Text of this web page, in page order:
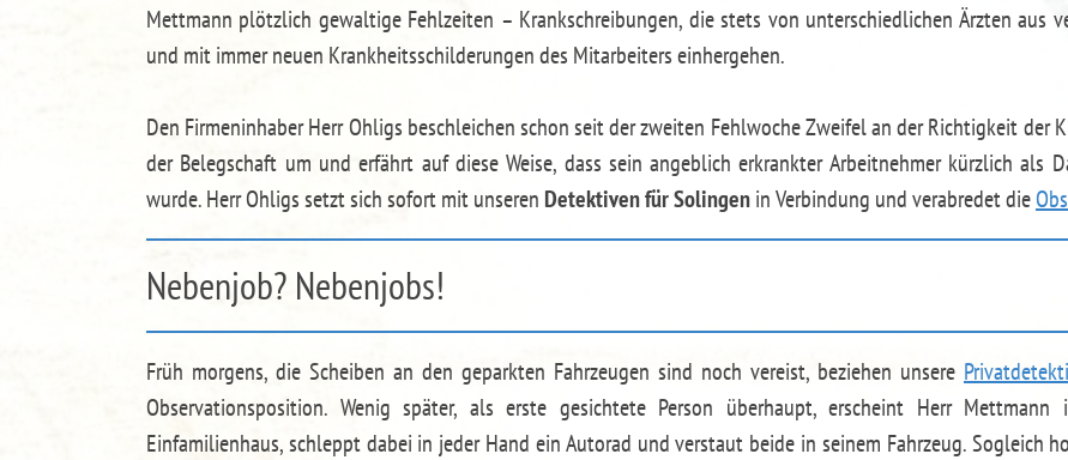
Mettmann plötzlich gewaltige Fehlzeiten – Krankschreibungen, die stets von unterschiedlichen Ärzten aus
und mit immer neuen Krankheitsschilderungen des Mitarbeiters einhergehen.
Den Firmeninhaber Herr Ohligs beschleichen schon seit der zweiten Fehlwoche Zweifel an der Richtigkeit der
der Belegschaft um und erfährt auf diese Weise, dass sein angeblich erkrankter Arbeitnehmer kürzlich als
wurde. Herr Ohligs setzt sich sofort mit unseren Detektiven für Solingenin Verbindung und verabredet die
Nebenjob? Nebenjobs!
Früh morgens, die Scheiben an den geparkten Fahrzeugen sind noch vereist, beziehen unsere
Observationsposition. Wenig später, als erste gesichtete Person überhaupt, erscheint Herr
Einfamilienhaus, schleppt dabei in jeder Hand ein Autorad und verstaut beide in seinem Fahrzeug. Sogleich